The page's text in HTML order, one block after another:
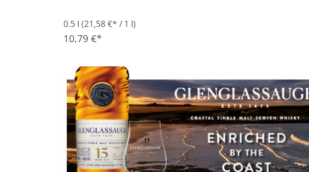
0.5 l (21,58 €* / 1 l)
10,79 €*